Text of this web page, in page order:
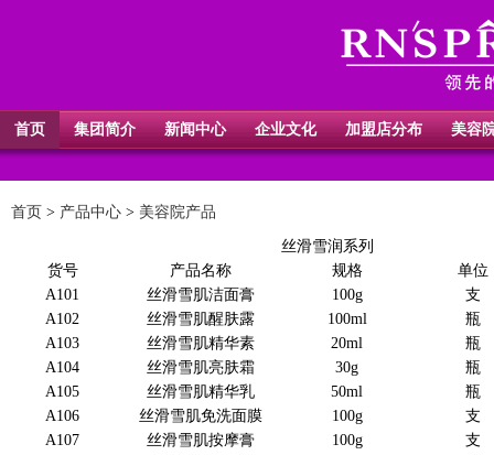
首页 集团简介 新闻中心 企业文化 加盟店分布 美容
首页 > 产品中心 > 美容院产品
丝滑雪润系列
货号
产品名称 规格
单位
A101
丝滑雪肌洁面膏 100g
支
A102
丝滑雪肌醒肤露 100ml
瓶
A103
丝滑雪肌精华素 20ml
瓶
A104
丝滑雪肌亮肤霜 30g
瓶
A105
丝滑雪肌精华乳 50ml
瓶
A106
丝滑雪肌免洗面膜 100g
支
A107
丝滑雪肌按摩膏 100g
支